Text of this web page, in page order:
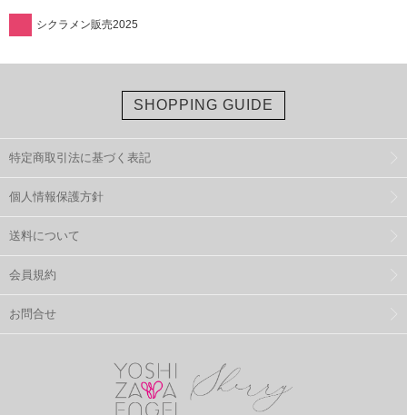
シクラメン販売2025
SHOPPING GUIDE
特定商取引法に基づく表記
個人情報保護方針
送料について
会員規約
お問合せ